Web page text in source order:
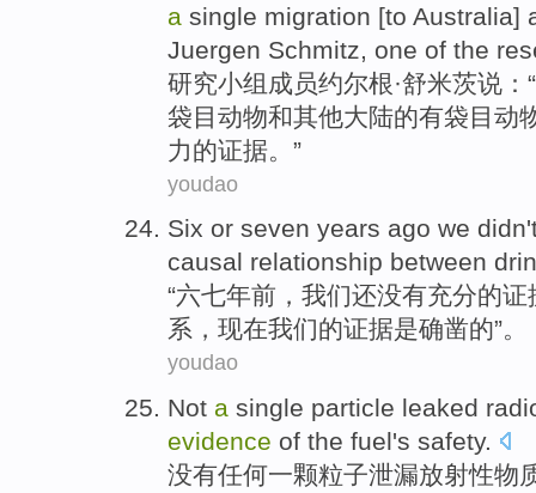
a single migration [to Australia]
Juergen Schmitz , one of the
研究小组成员约尔根·舒米茨说：“
袋目动物和其他大陆的有袋目动
力的证据。”
youdao
Six or seven years ago we
causal relationship between
“六七年前 ， 我们还没有充分的证
系 ，现在我们的证据是确凿的”。
youdao
Not a single particle leaked
evidence of the fuel's safety.
没有任何一颗粒子泄漏放射性物